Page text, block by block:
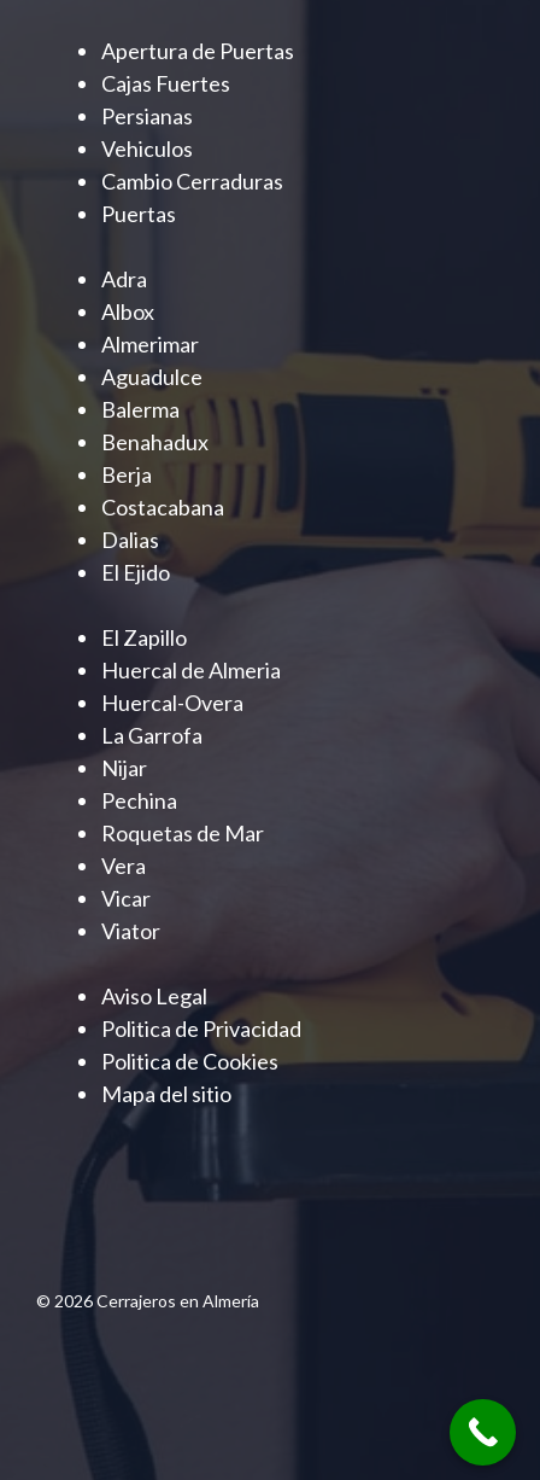
Apertura de Puertas
Cajas Fuertes
Persianas
Vehiculos
Cambio Cerraduras
Puertas
Adra
Albox
Almerimar
Aguadulce
Balerma
Benahadux
Berja
Costacabana
Dalias
El Ejido
El Zapillo
Huercal de Almeria
Huercal-Overa
La Garrofa
Nijar
Pechina
Roquetas de Mar
Vera
Vicar
Viator
Aviso Legal
Politica de Privacidad
Politica de Cookies
Mapa del sitio
© 2026 Cerrajeros en Almería